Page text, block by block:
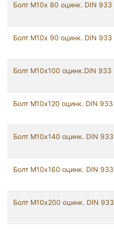
Болт М10х 80 оцинк. DIN 933
Болт М10х 90 оцинк. DIN 933
Болт М10х100 оцинк.DIN 933
Болт М10х120 оцинк. DIN 933
Болт М10х140 оцинк. DIN 933
Болт М10х160 оцинк. DIN 933
Болт М10х200 оцинк. DIN 933